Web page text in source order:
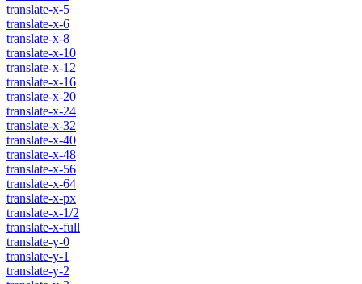
translate-x-5
translate-x-6
translate-x-8
translate-x-10
translate-x-12
translate-x-16
translate-x-20
translate-x-24
translate-x-32
translate-x-40
translate-x-48
translate-x-56
translate-x-64
translate-x-px
translate-x-1/2
translate-x-full
translate-y-0
translate-y-1
translate-y-2